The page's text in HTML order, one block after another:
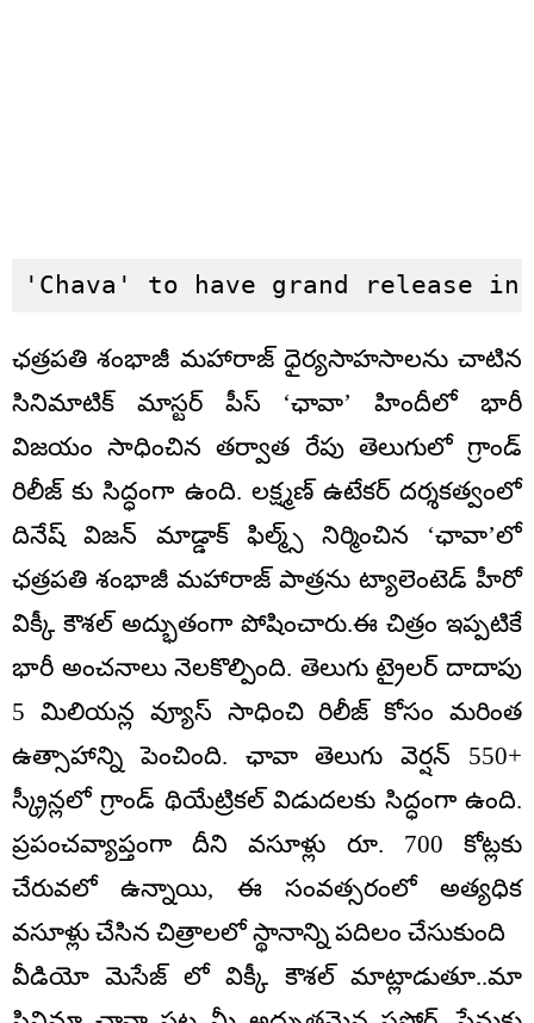
'Chava' to have grand release
ఛత్రపతి శంభాజీ మహారాజ్ ధైర్యసాహసాలను చాటిన
సినిమాటిక్ మాస్టర్ పీస్ ‘ఛావా’ హిందీలో భారీ
విజయం సాధించిన తర్వాత రేపు తెలుగులో గ్రాండ్
రిలీజ్ కు సిద్ధంగా ఉంది. లక్ష్మణ్ ఉటేకర్ దర్శకత్వంలో
దినేష్ విజన్ మాడ్డాక్ ఫిల్మ్స్ నిర్మించిన ‘ఛావా’లో
ఛత్రపతి శంభాజీ మహారాజ్ పాత్రను ట్యాలెంటెడ్ హీరో
విక్కీ కౌశల్ అద్భుతంగా పోషించారు.ఈ చిత్రం ఇప్పటికే
భారీ అంచనాలు నెలకొల్పింది. తెలుగు ట్రైలర్ దాదాపు
5 మిలియన్ల వ్యూస్ సాధించి రిలీజ్ కోసం మరింత
ఉత్సాహాన్ని పెంచింది. ఛావా తెలుగు వెర్షన్ 550+
స్క్రీన్లలో గ్రాండ్ థియేట్రికల్ విడుదలకు సిద్ధంగా ఉంది.
ప్రపంచవ్యాప్తంగా దీని వసూళ్లు రూ. 700 కోట్లకు
చేరువలో ఉన్నాయి, ఈ సంవత్సరంలో అత్యధిక
వసూళ్లు చేసిన చిత్రాలలో స్థానాన్ని పదిలం చేసుకుంది
వీడియో మెసేజ్ లో విక్కీ కౌశల్ మాట్లాడుతూ..మా